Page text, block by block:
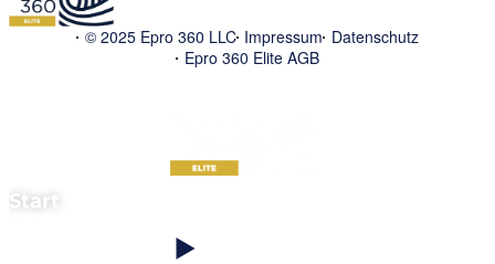
© 2025 Epro 360 LLC Impressum Datenschutz
Epro 360 Elite AGB
Start